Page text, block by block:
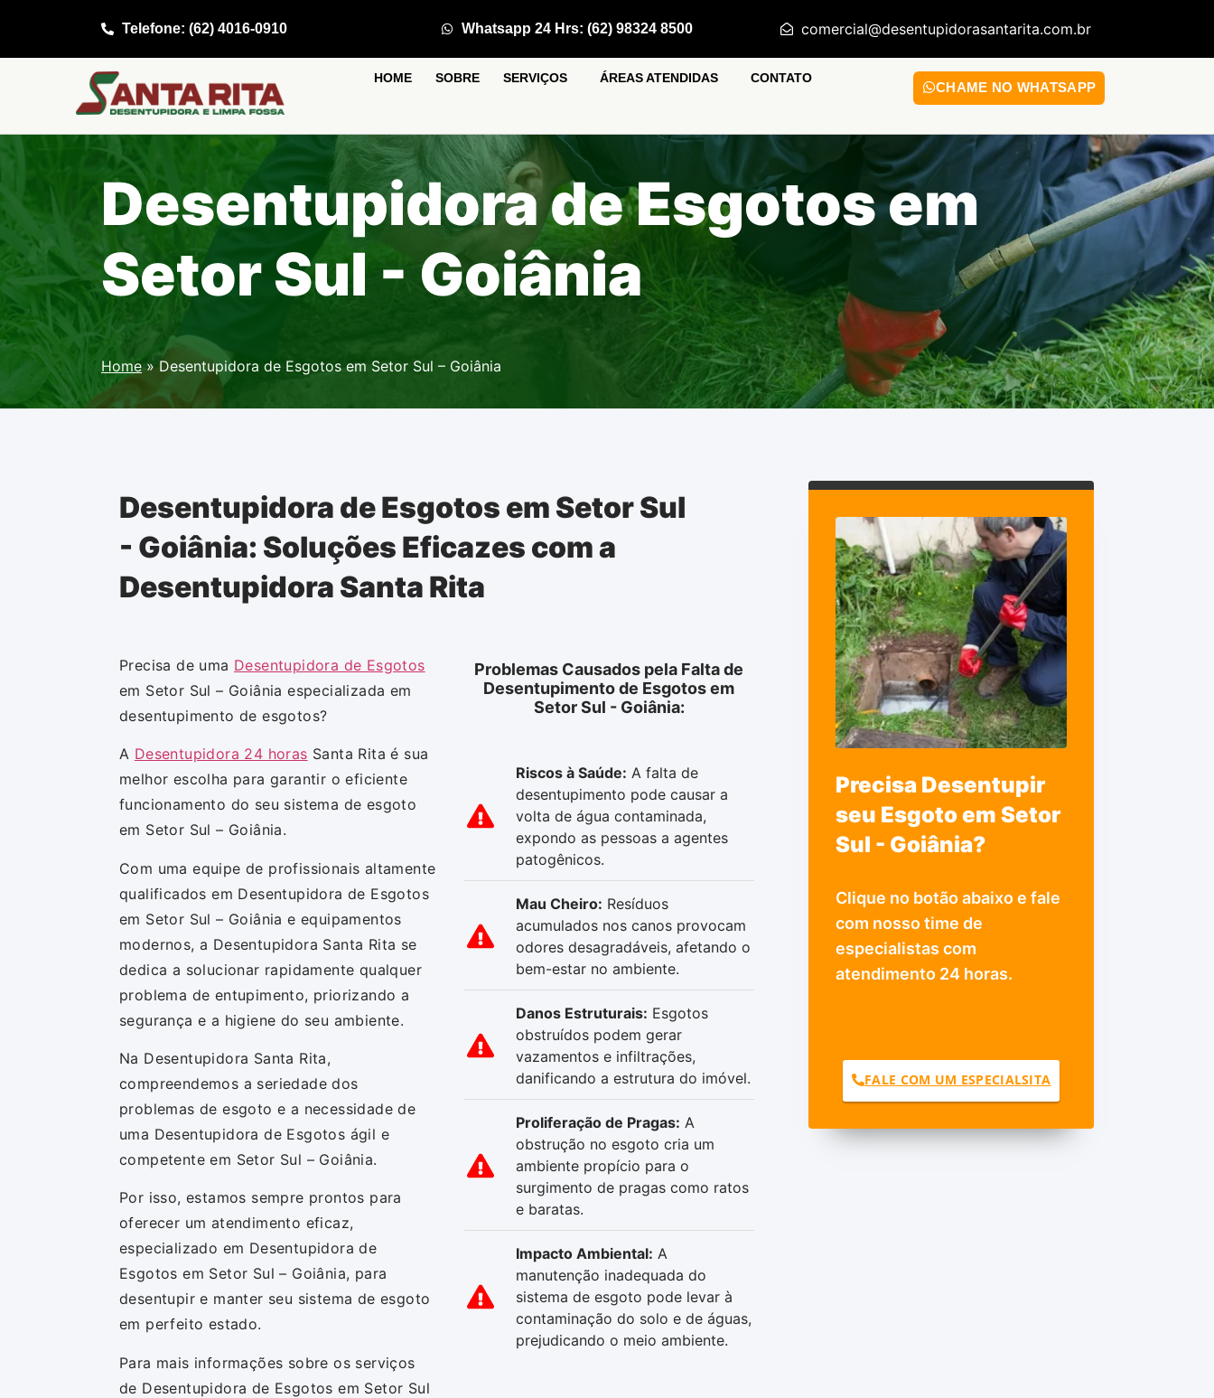
Telefone: (62) 4016-0910 Whatsapp 24 Hrs: (62) 98324 8500 comercial@desentupidorasantarita.com.br
HOME SOBRE SERVIÇOS ÁREAS ATENDIDAS CONTATO
CHAME NO WHATSAPP
Desentupidora de Esgotos em
Setor Sul - Goiânia
Home»Desentupidora de Esgotos em Setor Sul – Goiânia
Desentupidora de Esgotos em Setor Sul
- Goiânia: Soluções Eficazes com a
Desentupidora Santa Rita
Precisa de uma Desentupidora de Esgotos
em Setor Sul – Goiânia especializada em
desentupimento de esgotos?
A Desentupidora 24 horas Santa Rita é sua
melhor escolha para garantir o eficiente
funcionamento do seu sistema de esgoto
em Setor Sul – Goiânia.
Com uma equipe de profissionais altamente
qualificados em Desentupidora de Esgotos
em Setor Sul – Goiânia e equipamentos
modernos, a Desentupidora Santa Rita se
dedica a solucionar rapidamente qualquer
problema de entupimento, priorizando a
segurança e a higiene do seu ambiente.
Na Desentupidora Santa Rita,
compreendemos a seriedade dos
problemas de esgoto e a necessidade de
uma Desentupidora de Esgotos ágil e
competente em Setor Sul – Goiânia.
Por isso, estamos sempre prontos para
oferecer um atendimento eficaz,
especializado em Desentupidora de
Esgotos em Setor Sul – Goiânia, para
desentupir e manter seu sistema de esgoto
em perfeito estado.
Para mais informações sobre os serviços
de Desentupidora de Esgotos em Setor Sul
Problemas Causados pela Falta de
Desentupimento de Esgotos em
Setor Sul - Goiânia:
Riscos à Saúde: A falta de
desentupimento pode causar a
volta de água contaminada,
expondo as pessoas a agentes
patogênicos.
Mau Cheiro: Resíduos
acumulados nos canos provocam
odores desagradáveis, afetando o
bem-estar no ambiente.
Danos Estruturais: Esgotos
obstruídos podem gerar
vazamentos e infiltrações,
danificando a estrutura do imóvel.
Proliferação de Pragas: A
obstrução no esgoto cria um
ambiente propício para o
surgimento de pragas como ratos
e baratas.
Impacto Ambiental: A
manutenção inadequada do
sistema de esgoto pode levar à
contaminação do solo e de águas,
prejudicando o meio ambiente.
Precisa Desentupir
seu Esgoto em Setor
Sul - Goiânia?
Clique no botão abaixo e fale
com nosso time de
especialistas com
atendimento 24 horas.
FALE COM UM ESPECIALSITA